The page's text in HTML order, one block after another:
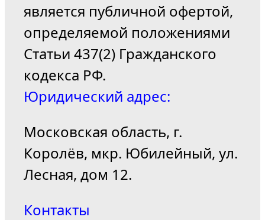
является публичной офертой,
определяемой положениями
Статьи 437(2) Гражданского
кодекса РФ.
Юридический адрес:
Московская область, г.
Королёв, мкр. Юбилейный, ул.
Лесная, дом 12.
Контакты